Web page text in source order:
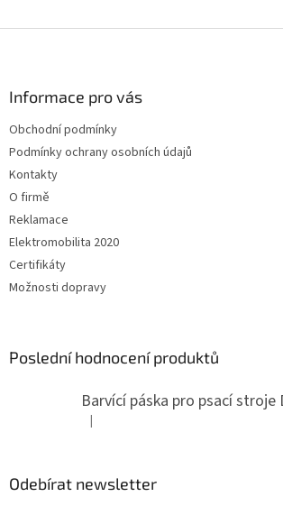
Informace pro vás
Obchodní podmínky
Podmínky ochrany osobních údajů
Kontakty
O firmě
Reklamace
Elektromobilita 2020
Certifikáty
Možnosti dopravy
Poslední hodnocení produktů
Hodnocení produktu je 5 z 5 hvězdiček.
|
Odebírat newsletter